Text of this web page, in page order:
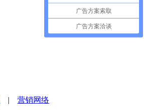
| 营销网络
广告方案索取
广告方案洽谈